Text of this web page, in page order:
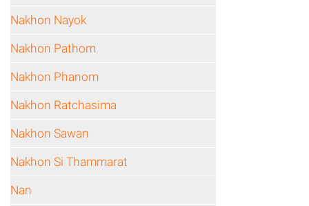
Nakhon Nayok
Nakhon Pathom
Nakhon Phanom
Nakhon Ratchasima
Nakhon Sawan
Nakhon Si Thammarat
Nan